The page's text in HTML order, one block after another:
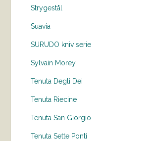
Strygestål
Suavia
SURUDO kniv serie
Sylvain Morey
Tenuta Degli Dei
Tenuta Riecine
Tenuta San Giorgio
Tenuta Sette Ponti